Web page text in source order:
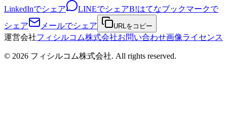
LinkedInでシェア LINEでシェアB!はてなブックマークで
シェア
メールでシェア URLをコピー
運営会社フィシルコム株式会社お問い合わせ画像ライセンス
© 2026 フィシルコム株式会社. All rights reserved.